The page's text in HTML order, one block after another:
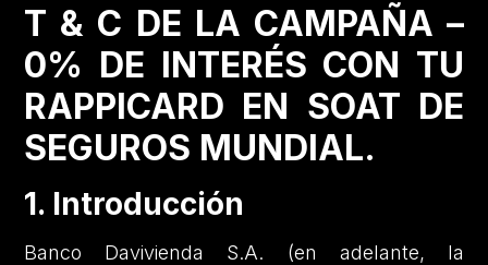
T & C DE LA CAMPAÑA –
0% DE INTERÉS CON TU
RAPPICARD EN SOAT DE
SEGUROS MUNDIAL.
1. Introducción
Banco Davivienda S.A. (en adelante, la